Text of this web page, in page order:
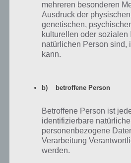
Erweitert eure Basis von
to Survival
Rathaus upgraden, um später andere
du weitere Gebäude und Farmen
Ebenfalls wichtig bei Walking Dead
Materiallager, da dieses stets
genügend Platz für Material zu haben.
mehreren besonderen
Ausdruck der
genetischen,
kulturellen oder sozialen
natürlichen Person sind,
kann.
b) betroffene Person
Betroffene Person ist
identifizierbare
personenbezogene
Verarbeitung
werden.